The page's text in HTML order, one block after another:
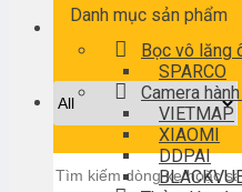
kiếm:
Danh mục sản phẩm
Bọc vô lăng
SPARCO
Camera
VIETMAP
XIAOMI
DDPAI